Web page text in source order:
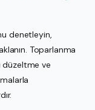
denetleyin,
Toparlanma
düzeltme ve